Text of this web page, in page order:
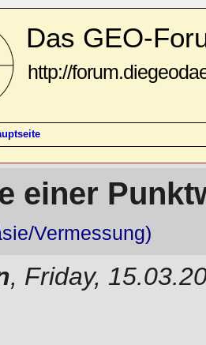
Das GEO-
http://
einer
Vermessung)
, Friday,